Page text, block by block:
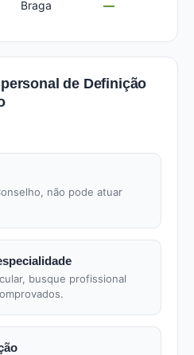
Braga —
de Definição
não pode atuar
busque profissional